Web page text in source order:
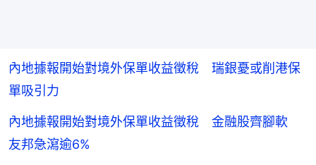
內地據報開始對境外保單收益徵稅 瑞銀憂或削港保
單吸引力
內地據報開始對境外保單收益徵稅 金融股齊腳軟
友邦急瀉逾6%